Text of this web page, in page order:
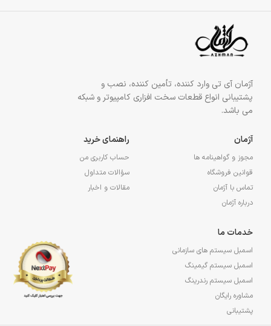
آژمان آی تی وارد کننده، تأمین کننده، نصب و
پشتیبانی انواع قطعات سخت افزاری کامپیوتر و شبکه
می باشد.
آژمان
مجوز و گواهینامه ها
قوانین فروشگاه
تماس با آژمان
درباره آژمان
راهنمای خرید
حساب کاربری من
سؤالات متداول
مقالات و اخبار
خدمات ما
اسمبل سیستم های سازمانی
اسمبل سیستم گیمینگ
اسمبل سیستم رندرینگ
مشاوره رایگان
پشتیبانی